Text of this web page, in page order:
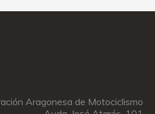
Aragonesa de Motociclismo